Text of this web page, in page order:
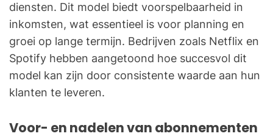
diensten. Dit model biedt voorspelbaarheid in
inkomsten, wat essentieel is voor planning en
groei op lange termijn. Bedrijven zoals Netflix en
Spotify hebben aangetoond hoe succesvol dit
model kan zijn door consistente waarde aan hun
klanten te leveren.
Voor- en nadelen van abonnementen